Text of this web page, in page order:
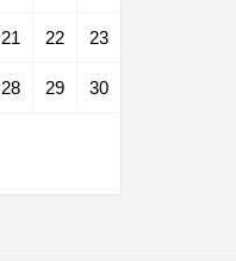
21 22 23
28 29 30